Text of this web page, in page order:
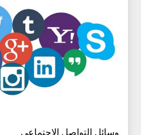
وسائل التواصل الاجتماعي